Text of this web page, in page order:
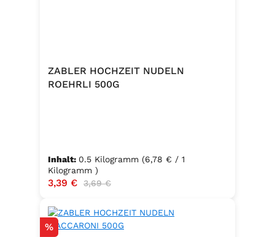
ZABLER HOCHZEIT NUDELN
ROEHRLI 500G
Inhalt: 0.5 Kilogramm (6,78 € / 1
Kilogramm )
Verkaufspreis:
3,39 € Regulärer Preis:
3,69 €
Rabatt
%